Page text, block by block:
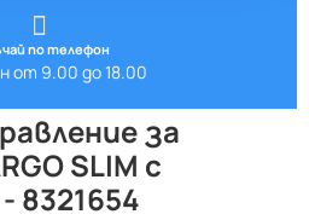
по телефон
от 9.00 до 18.00
за
SLIM с